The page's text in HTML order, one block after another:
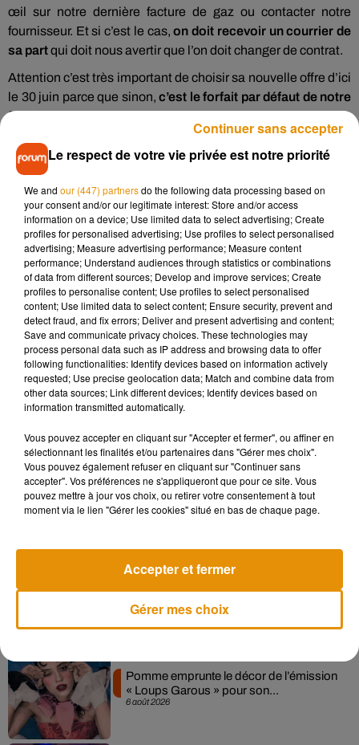
œil sur notre dernière facture de gaz ou contacter notre
fournisseur. Et si c’est le cas,on doit recevoir un courrier de
sa partqui doit nous avertir que l’on doit changer de contrat.
Attention c’est très important de choisir sa nouvelle offre d’ici
le 30 juin parce que sinon, c’est le forfait par défaut de notre
fournisseur de gaz
que nous sera directement attribué. Et
malheureusement, ce forfait risque peut-être de coûterplus
cherque le précédent.
le site indépendant et gratuit :comparateur.energie-info.fr
Ensuite, il faudra contacter son nouveau fournisseur pour
avoir un nouveau contrat, grâce aux références que l’on peut
retrouversur notre dernière facture de gaz.
Enfin, pas de panique si l'on conserve l’offre par défaut parce
qu’elle nous semble la plus intéressante,aucune coupure
n’est à prévoirdans ce cas précis.
Musique
7 août 2026
Madonna sort enfin le remix de « Love
Sensation » avec Kylie Minogue
7 août 2026
Angèle et Amélie Lens dévoilent leur
6 août 2026
Pomme emprunte le décor de l’émission
« Loups Garous » pour son...
Le respect de votre vie privée est notre priorité
We and our (447) partnersdo the following data processing based on
your consent and/or our legitimate interest: Store and/or access
information on a device; Use limited data to select advertising; Create
profiles for personalised advertising; Use profiles to select personalised
advertising; Measure advertising performance; Measure content
performance; Understand audiences through statistics or combinations
of data from different sources; Develop and improve services; Create
profiles to personalise content; Use profiles to select personalised
content; Use limited data to select content; Ensure security, prevent and
detect fraud, and fix errors; Deliver and present advertising and content;
Save and communicate privacy choices. These technologies may
process personal data such as IP address and browsing data to offer
following functionalities: Identify devices based on information actively
requested; Use precise geolocation data; Match and combine data from
other data sources; Link different devices; Identify devices based on
information transmitted automatically.
Vous pouvez accepter en cliquant sur "Accepter et fermer", ou affiner en
sélectionnant les finalités et/ou partenaires dans "Gérer mes choix".
Vous pouvez également refuser en cliquant sur "Continuer sans
accepter". Vos préférences ne s'appliqueront que pour ce site. Vous
pouvez mettre à jour vos choix, ou retirer votre consentement à tout
moment via le lien "Gérer les cookies" situé en bas de chaque page.
Gérer mes choix
Accepter et fermer
Continuer sans accepter